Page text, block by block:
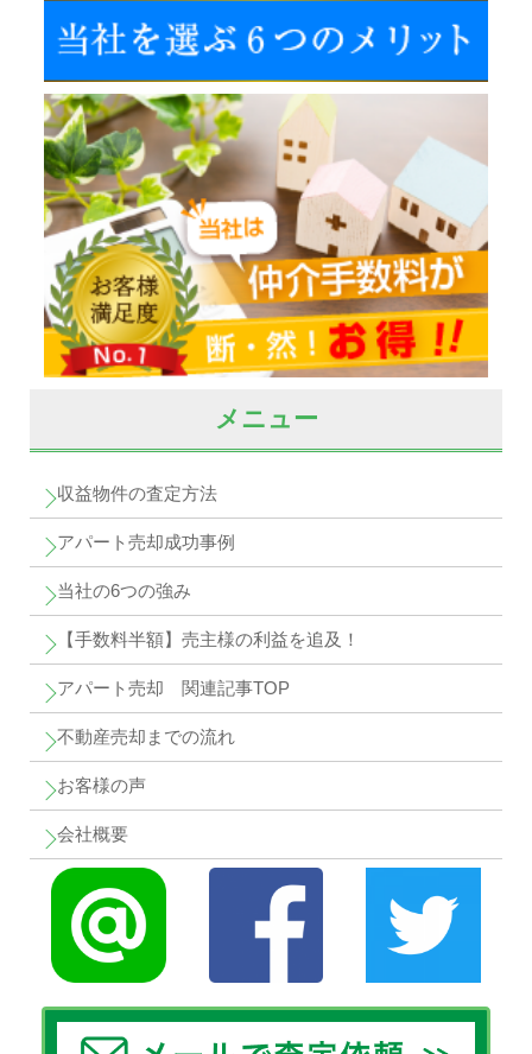
メニュー
収益物件の査定方法
アパート売却成功事例
当社の6つの強み
【手数料半額】売主様の利益を追及！
アパート売却 関連記事TOP
不動産売却までの流れ
お客様の声
会社概要